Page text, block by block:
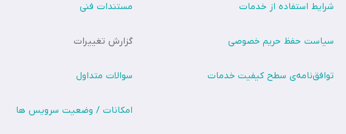
شرایط استفاده از خدمات
سیاست حفظ حریم خصوصی
توافق‌نامه‌ی سطح کیفیت خدمات
مستندات فنی
گزارش تغییرات
سوالات متداول
امکانات / وضعیت سرویس ها